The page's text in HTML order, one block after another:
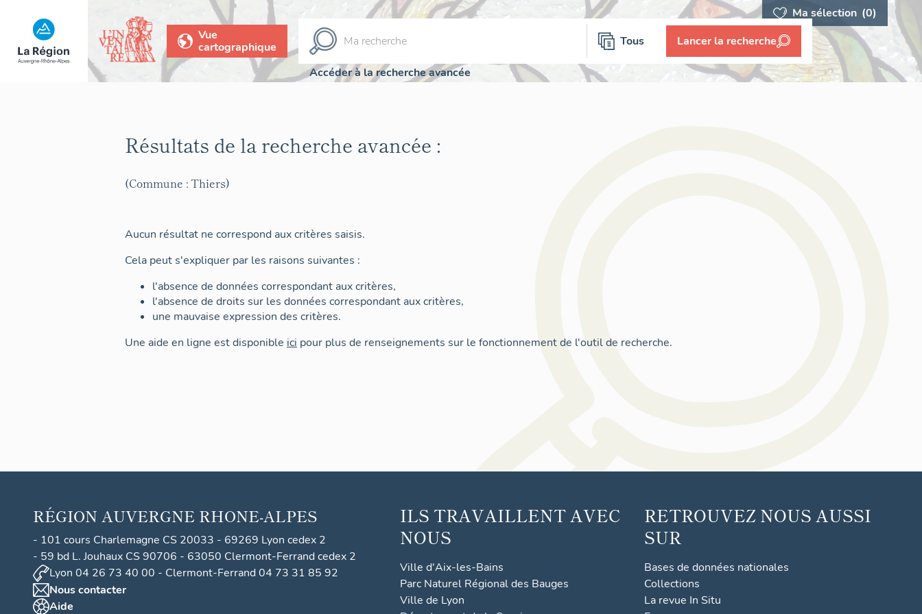
Ma sélection (0)
Vue
cartographique
Tous Lancer la recherche
Accéder à la recherche avancée
Résultats de la recherche avancée :
(Commune : Thiers)
Aucun résultat ne correspond aux critères saisis.
Cela peut s'expliquer par les raisons suivantes :
l'absence de données correspondant aux critères,
l'absence de droits sur les données correspondant aux critères,
une mauvaise expression des critères.
Une aide en ligne est disponible ici pour plus de renseignements sur le fonctionnement de l'outil de recherche.
RÉGION AUVERGNE RHONE-ALPES
- 101 cours Charlemagne CS 20033 - 69269 Lyon cedex 2
- 59 bd L. Jouhaux CS 90706 - 63050 Clermont-Ferrand cedex 2
Lyon 04 26 73 40 00 - Clermont-Ferrand 04 73 31 85 92
Nous contacter
Aide
ILS TRAVAILLENT AVEC
NOUS
Ville d'Aix-les-Bains
Parc Naturel Régional des Bauges
Ville de Lyon
RETROUVEZ NOUS AUSSI
SUR
Bases de données nationales
Collections
La revue In Situ